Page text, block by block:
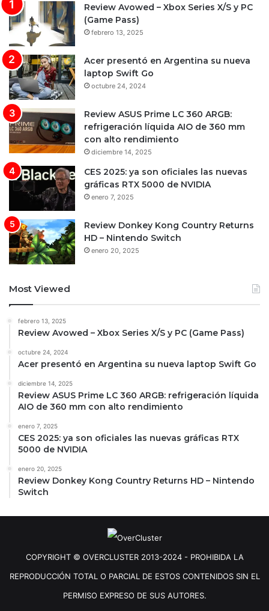
Review Avowed – Xbox Series X/S y PC
(Game Pass)
febrero 13, 2025
Acer presentó en Argentina su nueva
laptop Swift Go
octubre 24, 2024
Review ASUS Prime LC 360 ARGB:
refrigeración líquida AIO de 360 mm
con alto rendimiento
diciembre 14, 2025
CES 2025: ya son oficiales las nuevas
gráficas RTX 5000 de NVIDIA
enero 7, 2025
Review Donkey Kong Country Returns
HD – Nintendo Switch
enero 20, 2025
Most Viewed
febrero 13, 2025
Review Avowed – Xbox Series X/S y PC (Game Pass)
octubre 24, 2024
Acer presentó en Argentina su nueva laptop Swift Go
diciembre 14, 2025
Review ASUS Prime LC 360 ARGB: refrigeración líquida
AIO de 360 mm con alto rendimiento
enero 7, 2025
CES 2025: ya son oficiales las nuevas gráficas RTX
5000 de NVIDIA
enero 20, 2025
Review Donkey Kong Country Returns HD – Nintendo
Switch
COPYRIGHT © OVERCLUSTER 2013-2024 - PROHIBIDA LA
REPRODUCCIÓN TOTAL O PARCIAL DE ESTOS CONTENIDOS SIN EL
PERMISO EXPRESO DE SUS AUTORES.